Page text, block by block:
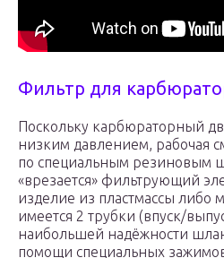
Фильтр для
Поскольку карбюраторный
низким давлением, рабочая
по специальным резиновым
«врезается» фильтрующий
изделие из пластмассы либо
имеется 2 трубки (впуск/
наибольшей надёжности
помощи специальных